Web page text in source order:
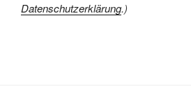
Datenschutzerklärung.)